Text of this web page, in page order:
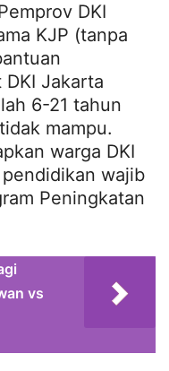
DKI
KJP (tanpa
Jakarta
6-21 tahun
mampu.
warga DKI
wajib
Peningkatan
vs